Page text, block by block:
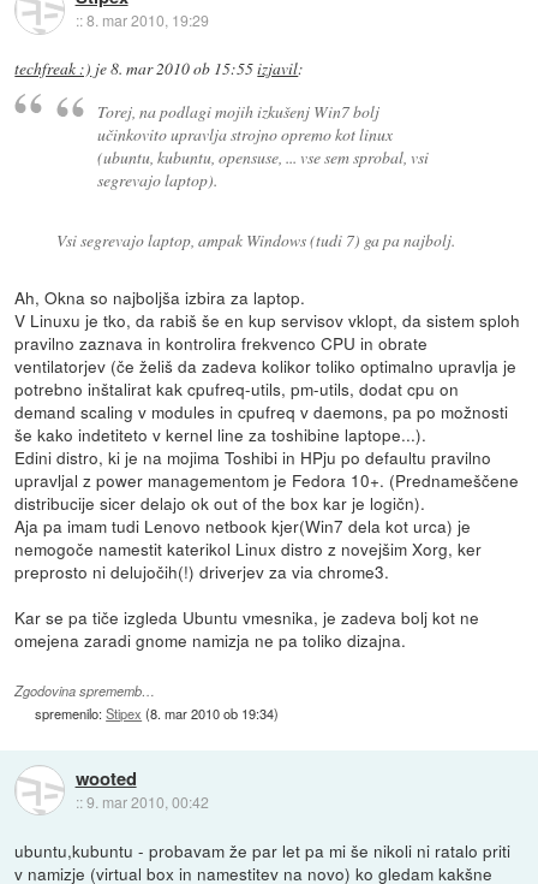
::8. mar 2010, 19:29
techfreak :) je8. mar 2010 ob 15:55izjavil:
Torej, na podlagi mojih izkušenj Win7 bolj
učinkovito upravlja strojno opremo kot linux
(ubuntu, kubuntu, opensuse, ... vse sem sprobal, vsi
segrevajo laptop).
Vsi segrevajo laptop, ampak Windows (tudi 7) ga pa najbolj.
Ah, Okna so najboljša izbira za laptop.
V Linuxu je tko, da rabiš še en kup servisov vklopt, da sistem sploh
pravilno zaznava in kontrolira frekvenco CPU in obrate
ventilatorjev (če želiš da zadeva kolikor toliko optimalno upravlja je
potrebno inštalirat kak cpufreq-utils, pm-utils, dodat cpu on
demand scaling v modules in cpufreq v daemons, pa po možnosti
še kako indetiteto v kernel line za toshibine laptope...).
Edini distro, ki je na mojima Toshibi in HPju po defaultu pravilno
upravljal z power managementom je Fedora 10+. (Prednameščene
distribucije sicer delajo ok out of the box kar je logičn).
Aja pa imam tudi Lenovo netbook kjer(Win7 dela kot urca) je
nemogoče namestit katerikol Linux distro z novejšim Xorg, ker
preprosto ni delujočih(!) driverjev za via chrome3.
Kar se pa tiče izgleda Ubuntu vmesnika, je zadeva bolj kot ne
omejena zaradi gnome namizja ne pa toliko dizajna.
Zgodovina sprememb…
spremenilo:Stipex (8. mar 2010 ob 19:34)
wooted
::9. mar 2010, 00:42
ubuntu,kubuntu - probavam že par let pa mi še nikoli ni ratalo priti
v namizje (virtual box in namestitev na novo) ko gledam kakšne